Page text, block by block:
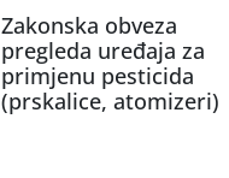
Zakonska obveza
pregleda uređaja za
primjenu pesticida
(prskalice, atomizeri)